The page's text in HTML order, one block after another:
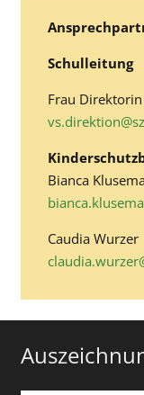
Schulleitung
Frau Direktorin
Bianca
Caudia Wurzer